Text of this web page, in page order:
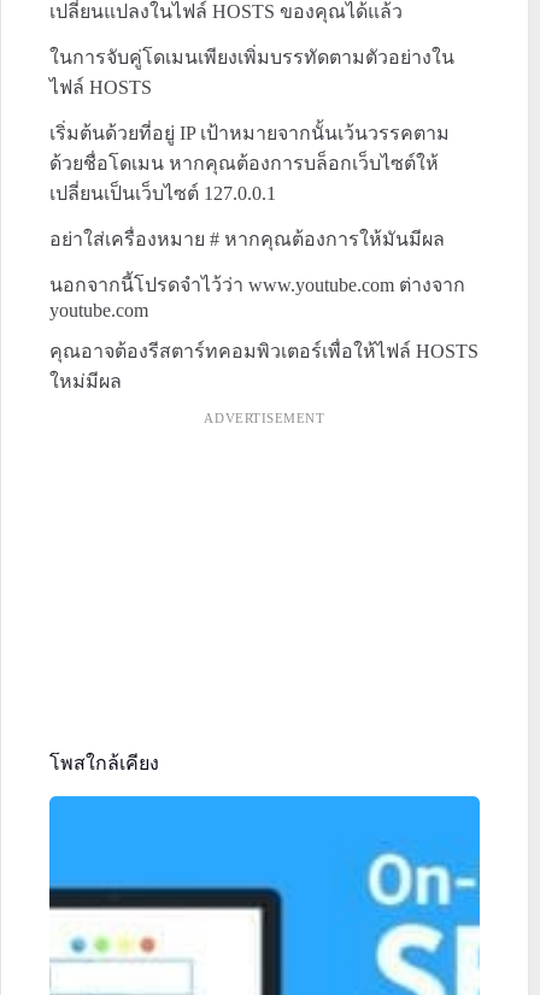
เปลี่ยนแปลงในไฟล์ HOSTS ของคุณได้แล้ว
ในการจับคู่โดเมนเพียงเพิ่มบรรทัดตามตัวอย่างใน
ไฟล์ HOSTS
เริ่มต้นด้วยที่อยู่ IP เป้าหมายจากนั้นเว้นวรรคตาม
ด้วยชื่อโดเมน หากคุณต้องการบล็อกเว็บไซต์ให้
เปลี่ยนเป็นเว็บไซต์ 127.0.0.1
อย่าใส่เครื่องหมาย # หากคุณต้องการให้มันมีผล
นอกจากนี้โปรดจำไว้ว่า www.youtube.com ต่างจาก
youtube.com
คุณอาจต้องรีสตาร์ทคอมพิวเตอร์เพื่อให้ไฟล์ HOSTS
ใหม่มีผล
ADVERTISEMENT
โพสใกล้เคียง